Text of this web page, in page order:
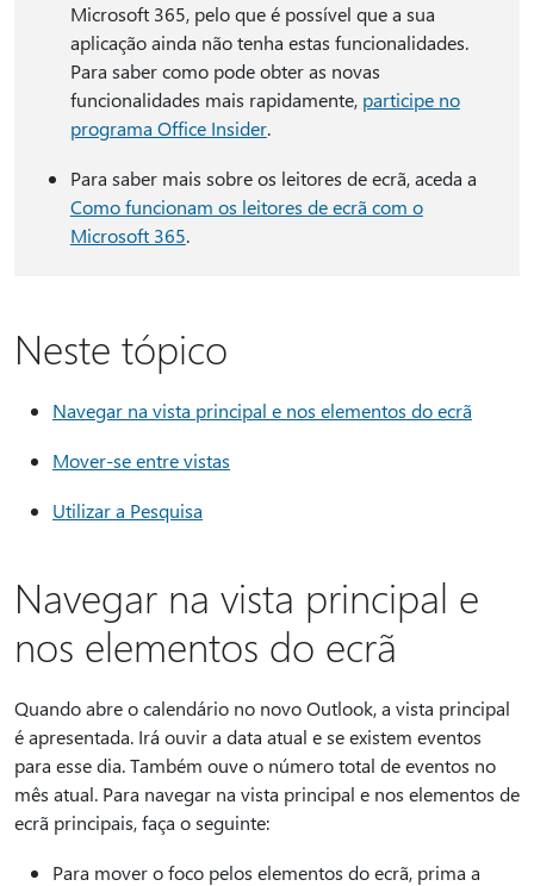
Microsoft 365, pelo que é possível que a sua
aplicação ainda não tenha estas funcionalidades.
Para saber como pode obter as novas
funcionalidades mais rapidamente, participe no
programa Office Insider.
Para saber mais sobre os leitores de ecrã, aceda a
Como funcionam os leitores de ecrã com o
Microsoft 365.
Neste tópico
Navegar na vista principal e nos elementos do ecrã
Mover-se entre vistas
Utilizar a Pesquisa
Navegar na vista principal e
nos elementos do ecrã
Quando abre o calendário no novo Outlook, a vista principal
é apresentada. Irá ouvir a data atual e se existem eventos
para esse dia. Também ouve o número total de eventos no
mês atual. Para navegar na vista principal e nos elementos de
ecrã principais, faça o seguinte:
Para mover o foco pelos elementos do ecrã, prima a